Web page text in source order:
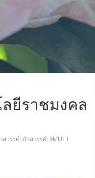
ยีราชมงคล
วรรค์; บัวสวรรค์; RMUTT